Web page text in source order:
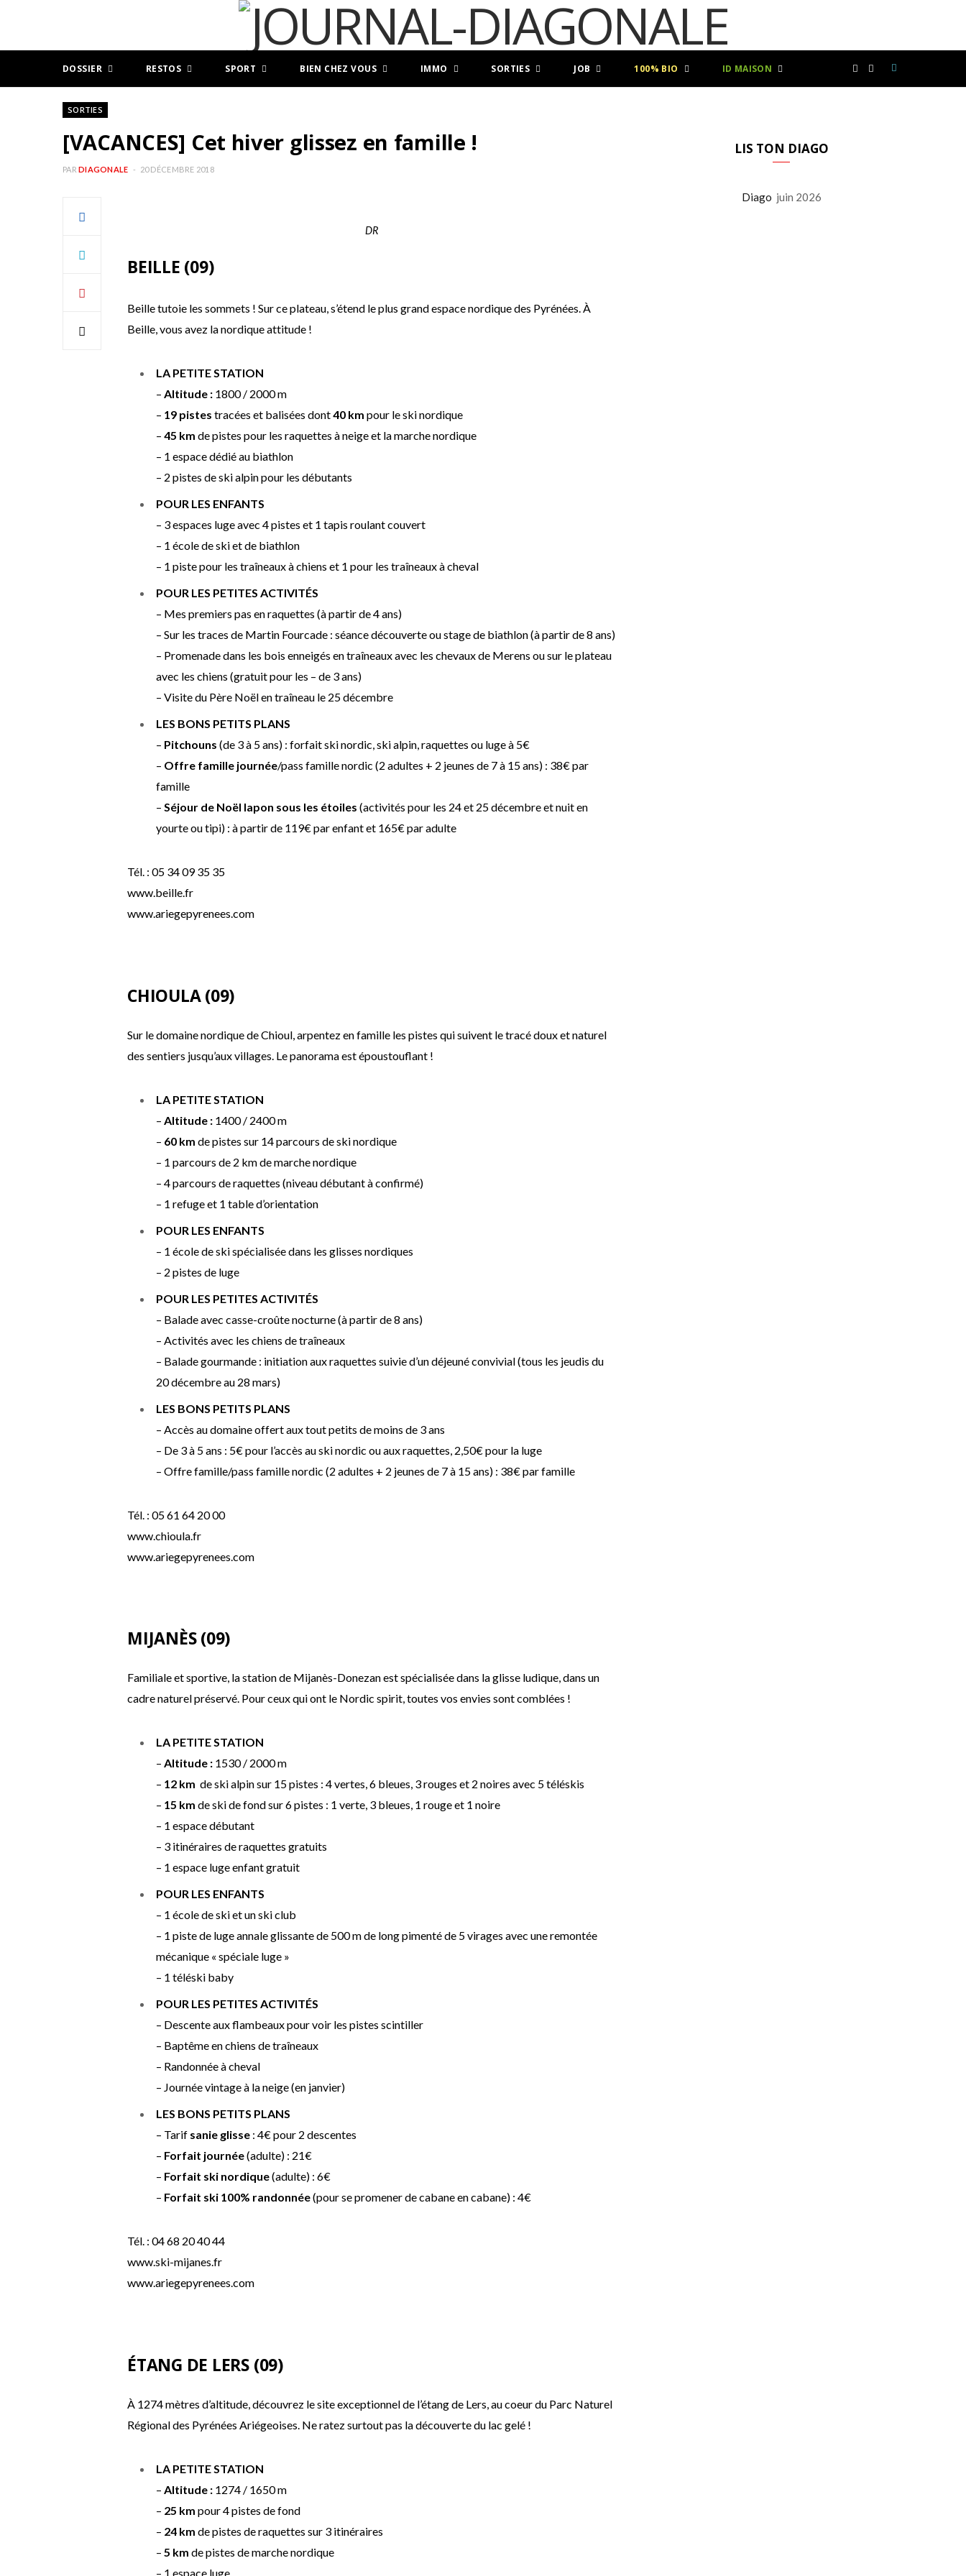
DOSSIER RESTOS SPORT BIEN CHEZ VOUS IMMO SORTIES JOB 100% BIO ID MAISON
SORTIES
[VACANCES] Cet hiver glissez en famille !
PAR DIAGONALE 20 DÉCEMBRE 2018
DR
BEILLE (09)
Beille tutoie les sommets ! Sur ce plateau, s’étend le plus grand espace nordique des Pyrénées. À
Beille, vous avez la nordique attitude !
LA PETITE STATION
– Altitude : 1800 / 2000 m
– 19 pistes tracées et balisées dont40 km pour le ski nordique
– 45 km de pistes pour les raquettes à neige et la marche nordique
– 1 espace dédié au biathlon
– 2 pistes de ski alpin pour les débutants
POUR LES ENFANTS
– 3 espaces luge avec 4 pistes et 1 tapis roulant couvert
– 1 école de ski et de biathlon
– 1 piste pour les traîneaux à chiens et 1 pour les traîneaux à cheval
POUR LES PETITES ACTIVITÉS
– Mes premiers pas en raquettes (à partir de 4 ans)
– Sur les traces de Martin Fourcade : séance découverte ou stage de biathlon (à partir de 8 ans)
– Promenade dans les bois enneigés en traîneaux avec les chevaux de Merens ou sur le plateau
avec les chiens (gratuit pour les – de 3 ans)
– Visite du Père Noël en traîneau le 25 décembre
LES BONS PETITS PLANS
– Pitchouns (de 3 à 5 ans) : forfait ski nordic, ski alpin, raquettes ou luge à 5€
– Offre famille journée/pass famille nordic (2 adultes + 2 jeunes de 7 à 15 ans) : 38€ par
famille
– Séjour de Noël lapon sous les étoiles (activités pour les 24 et 25 décembre et nuit en
yourte ou tipi) : à partir de 119€ par enfant et 165€ par adulte
Tél. : 05 34 09 35 35
www.beille.fr
www.ariegepyrenees.com
CHIOULA (09)
Sur le domaine nordique de Chioul, arpentez en famille les pistes qui suivent le tracé doux et naturel
des sentiers jusqu’aux villages. Le panorama est époustouflant !
LA PETITE STATION
– Altitude : 1400 / 2400 m
– 60 km de pistes sur 14 parcours de ski nordique
– 1 parcours de 2 km de marche nordique
– 4 parcours de raquettes (niveau débutant à confirmé)
– 1 refuge et 1 table d’orientation
POUR LES ENFANTS
– 1 école de ski spécialisée dans les glisses nordiques
– 2 pistes de luge
POUR LES PETITES ACTIVITÉS
– Balade avec casse-croûte nocturne (à partir de 8 ans)
– Activités avec les chiens de traîneaux
– Balade gourmande : initiation aux raquettes suivie d’un déjeuné convivial (tous les jeudis du
20 décembre au 28 mars)
LES BONS PETITS PLANS
– Accès au domaine offert aux tout petits de moins de 3 ans
– De 3 à 5 ans : 5€ pour l’accès au ski nordic ou aux raquettes, 2,50€ pour la luge
– Offre famille/pass famille nordic (2 adultes + 2 jeunes de 7 à 15 ans) : 38€ par famille
Tél. : 05 61 64 20 00
www.chioula.fr
www.ariegepyrenees.com
MIJANÈS (09)
Familiale et sportive, la station de Mijanès-Donezan est spécialisée dans la glisse ludique, dans un
cadre naturel préservé. Pour ceux qui ont le Nordic spirit, toutes vos envies sont comblées !
LA PETITE STATION
– Altitude : 1530 / 2000 m
– 12 km de ski alpin sur 15 pistes : 4 vertes, 6 bleues, 3 rouges et 2 noires avec 5 téléskis
– 15 km de ski de fond sur 6 pistes : 1 verte, 3 bleues, 1 rouge et 1 noire
– 1 espace débutant
– 3 itinéraires de raquettes gratuits
– 1 espace luge enfant gratuit
POUR LES ENFANTS
– 1 école de ski et un ski club
– 1 piste de luge annale glissante de 500 m de long pimenté de 5 virages avec une remontée
mécanique « spéciale luge »
– 1 téléski baby
POUR LES PETITES ACTIVITÉS
– Descente aux flambeaux pour voir les pistes scintiller
– Baptême en chiens de traîneaux
– Randonnée à cheval
– Journée vintage à la neige (en janvier)
LES BONS PETITS PLANS
– Tarif sanie glisse : 4€ pour 2 descentes
– Forfait journée(adulte) : 21€
– Forfait ski nordique(adulte) : 6€
– Forfait ski 100% randonnée(pour se promener de cabane en cabane) : 4€
Tél. : 04 68 20 40 44
www.ski-mijanes.fr
www.ariegepyrenees.com
ÉTANG DE LERS (09)
À 1274 mètres d’altitude, découvrez le site exceptionnel de l’étang de Lers, au coeur du Parc Naturel
Régional des Pyrénées Ariégeoises. Ne ratez surtout pas la découverte du lac gelé !
LA PETITE STATION
– Altitude : 1274 / 1650 m
– 25 km pour 4 pistes de fond
– 24 km de pistes de raquettes sur 3 itinéraires
– 5 km de pistes de marche nordique
– 1 espace luge
LIS TON DIAGO
Diago juin 2026